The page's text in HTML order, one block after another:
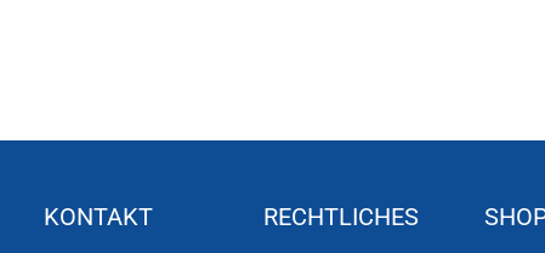
KONTAKT RECHTLICHES